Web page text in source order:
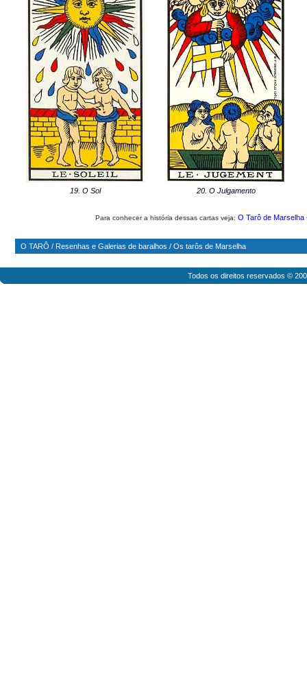
19. O Sol 20. O Julgamento
Para conhecer a história dessas cartas veja: O Tarô de Marselha
O TARÔ / Resenhas e Galerias de baralhos / Os tarôs de Marselha
Todos os direitos reservados ©